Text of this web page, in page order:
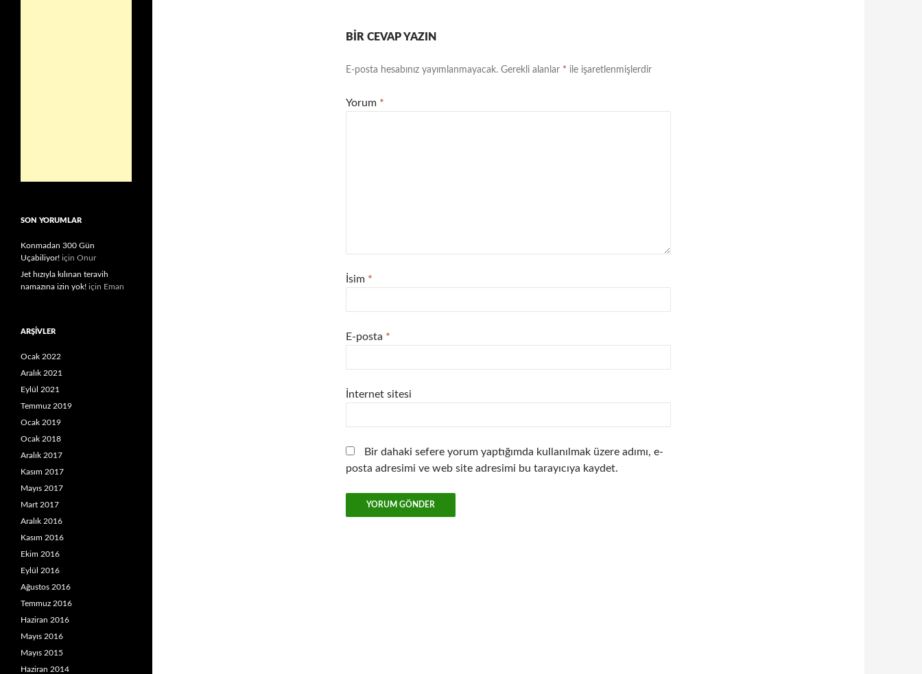
BIR CEVAP YAZIN
E-posta hesabınız yayımlanmayacak. Gerekli alanlar * ile işaretlenmişlerdir
Yorum *
İsim *
E-posta *
İnternet sitesi
Bir dahaki sefere yorum yaptığımda kullanılmak üzere adımı, e-
posta adresimi ve web site adresimi bu tarayıcıya kaydet.
SON YORUMLAR
Konmadan 300 Gün
Uçabiliyor! için Onur
Jet hızıyla kılınan teravih
namazına izin yok! için Eman
ARŞIVLER
Ocak 2022
Aralık 2021
Eylül 2021
Temmuz 2019
Ocak 2019
Ocak 2018
Aralık 2017
Kasım 2017
Mayıs 2017
Mart 2017
Aralık 2016
Kasım 2016
Ekim 2016
Eylül 2016
Ağustos 2016
Temmuz 2016
Haziran 2016
Mayıs 2016
Mayıs 2015
Haziran 2014